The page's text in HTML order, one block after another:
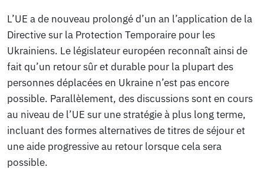
L’UE a de nouveau prolongé d’un an l’application de la
Directive sur la Protection Temporaire pour les
Ukrainiens. Le législateur européen reconnaît ainsi de
fait qu’un retour sûr et durable pour la plupart des
personnes déplacées en Ukraine n’est pas encore
possible. Parallèlement, des discussions sont en cours
au niveau de l’UE sur une stratégie à plus long terme,
incluant des formes alternatives de titres de séjour et
une aide progressive au retour lorsque cela sera
possible.